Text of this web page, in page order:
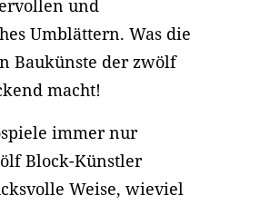
und
Umblättern. Was die
Baukünste der zwölf
macht!
immer nur
Block-Künstler
Weise, wieviel